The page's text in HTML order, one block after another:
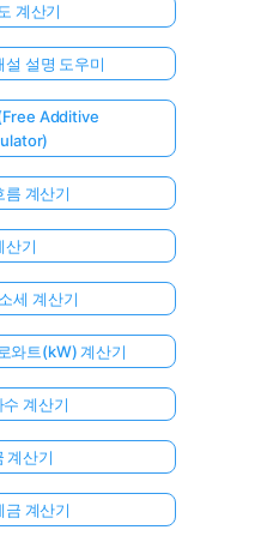
계산기
설 설명 도우미
Additive
름 계산기
산기
세 계산기
와트(kW) 계산기
계산기
계산기
금 계산기